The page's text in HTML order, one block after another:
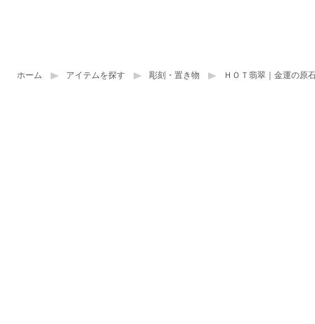
ホーム アイテムを探す 彫刻・置き物 ＨＯＴ翡翠｜金運の原